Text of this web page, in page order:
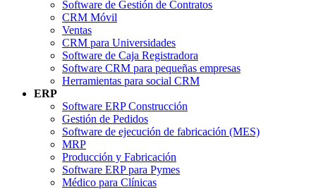
Software de Gestión de Contratos
CRM Móvil
Ventas
CRM para Universidades
Software de Caja Registradora
Software CRM para pequeñas empresas
Herramientas para social CRM
ERP
Software ERP Construcción
Gestión de Pedidos
Software de ejecución de fabricación (MES)
MRP
Producción y Fabricación
Software ERP para Pymes
Médico para Clínicas